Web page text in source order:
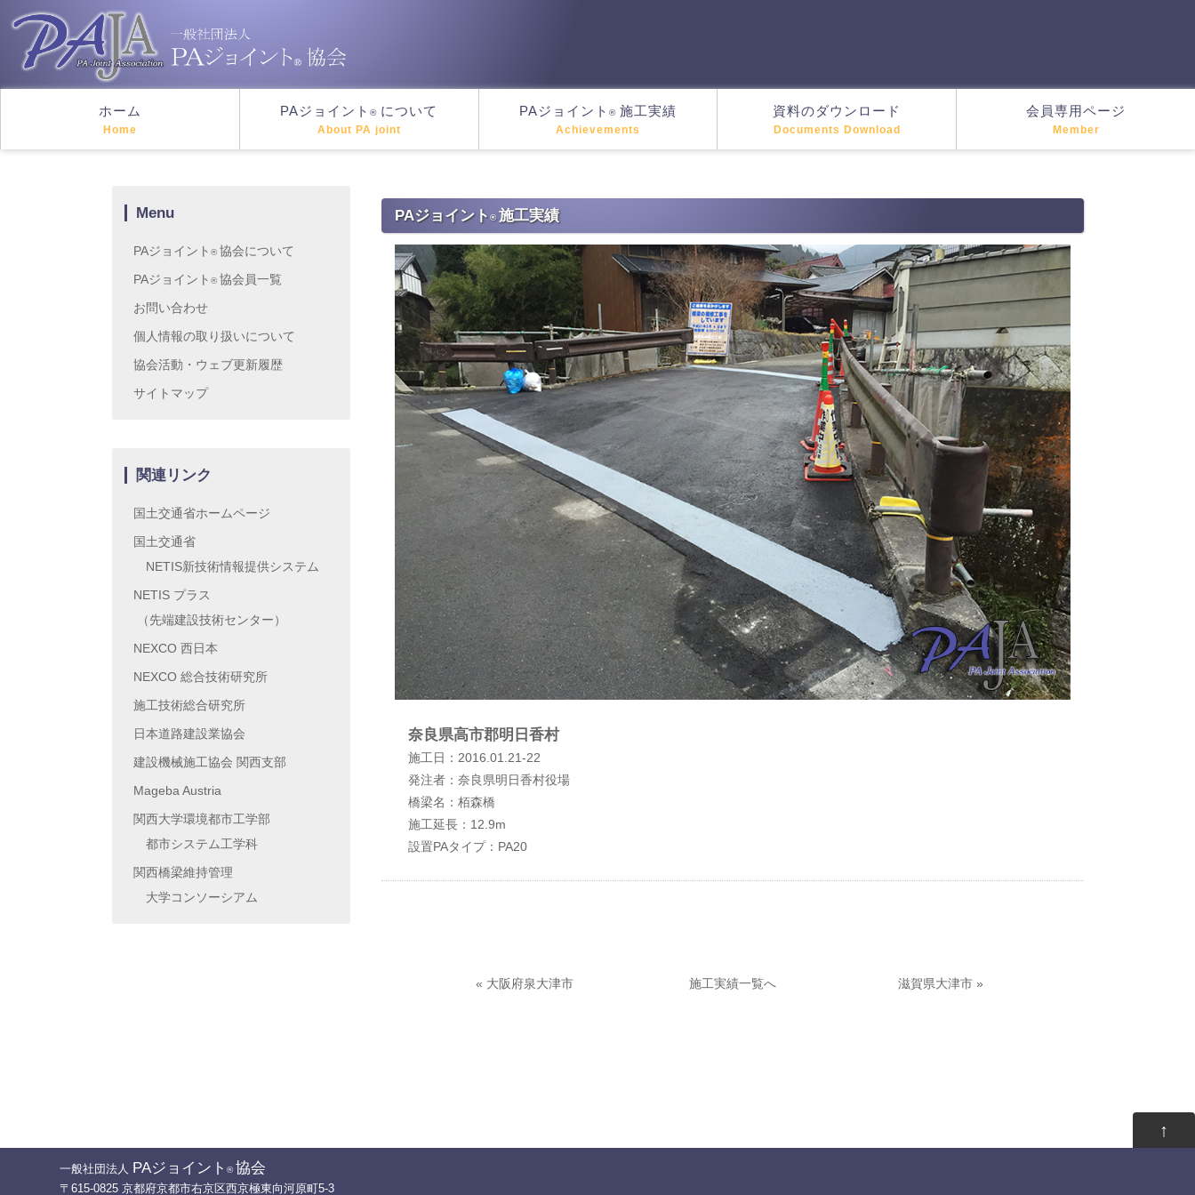
ホーム
Home
PAジョイント® について
About PA joint
PAジョイント ® 施工実績
Achievements
資料のダウンロード
Documents Download
会員専用ページ
Member
Menu
PAジョイント ®協会について
PAジョイント ®協会員一覧
お問い合わせ
個人情報の取り扱いについて
協会活動・ウェブ更新履歴
サイトマップ
関連リンク
国土交通省ホームページ
国土交通省
NETIS新技術情報提供システム
NETIS プラス
（先端建設技術センター）
NEXCO 西日本
NEXCO 総合技術研究所
施工技術総合研究所
日本道路建設業協会
建設機械施工協会 関西支部
Mageba Austria
関西大学環境都市工学部
都市システム工学科
関西橋梁維持管理
大学コンソーシアム
PAジョイント®施工実績
奈良県高市郡明日香村
施工日：2016.01.21-22
発注者：奈良県明日香村役場
橋梁名：栢森橋
施工延長：12.9m
設置PAタイプ：PA20
« 大阪府泉大津市 施工実績一覧へ 滋賀県大津市»
↑
一般社団法人 PAジョイント® 協会
〒615-0825 京都府京都市右京区西京極東向河原町5-3